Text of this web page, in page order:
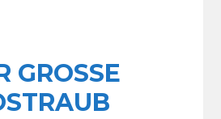
GROSSE